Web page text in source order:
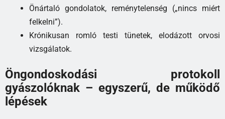
Önártaló gondolatok, reménytelenség („nincs miért
felkelni”).
Krónikusan romló testi tünetek, elodázott orvosi
vizsgálatok.
Öngondoskodási protokoll
gyászolóknak – egyszerű, de működő
lépések